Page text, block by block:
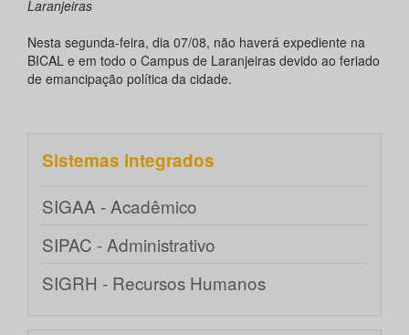
Laranjeiras
Nesta segunda-feira, dia 07/08, não haverá expediente na
BICAL e em todo o Campus de Laranjeiras devido ao feriado
de emancipação política da cidade.
Sistemas integrados
SIGAA - Acadêmico
SIPAC - Administrativo
SIGRH - Recursos Humanos